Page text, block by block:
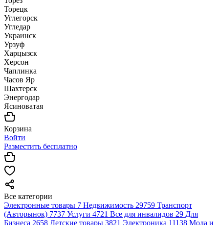
Торецк
Углегорск
Угледар
Украинск
Урзуф
Харцызск
Херсон
Чаплинка
Часов Яр
Шахтерск
Энергодар
Ясиноватая
Корзина
Войти
Разместить бесплатно
Все категории
Электронные товары 7 Недвижимость 29759 Транспорт
(Авторынок) 7737 Услуги 4721 Все для инвалидов 29 Для
Бизнеса 2658 Детские товары 3821 Электроника 11138 Мода и